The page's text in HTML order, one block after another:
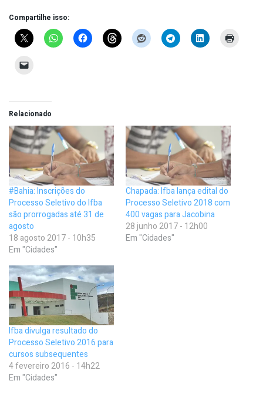
Compartilhe isso:
Relacionado
#Bahia: Inscrições do
Processo Seletivo do Ifba
são prorrogadas até 31 de
agosto
18 agosto 2017 - 10h35
Em "Cidades"
Chapada: Ifba lança edital do
Processo Seletivo 2018 com
400 vagas para Jacobina
28 junho 2017 - 12h00
Em "Cidades"
Ifba divulga resultado do
Processo Seletivo 2016 para
cursos subsequentes
4 fevereiro 2016 - 14h22
Em "Cidades"